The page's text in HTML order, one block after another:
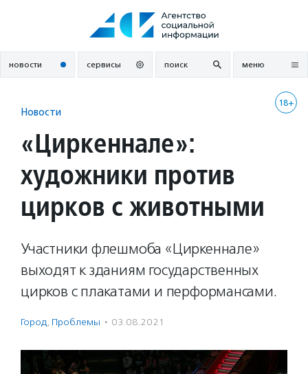
новости сервисы поиск меню
18+
Новости
«Циркеннале»:
художники против
цирков с животными
Участники флешмоба «Циркеннале»
выходят к зданиям государственных
цирков с плакатами и перформансами.
Город, Проблемы · 03.08.2021